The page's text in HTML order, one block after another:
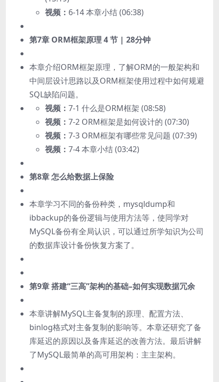
视频： 6-14 本章小结 (06:38)
第7章 ORM框架原理 4 节 | 28分钟
本章介绍ORM框架原理，了解ORM的一般架构和
中间层设计思路以及ORM框架使用过程中如何规避
SQL缺陷问题。
视频： 7-1 什么是ORM框架 (08:58)
视频： 7-2 ORM框架是如何设计的 (07:30)
视频： 7-3 ORM框架有哪些常见问题 (07:39)
视频： 7-4 本章小结 (03:42)
第8章 怎么给数据上保险
本章学习不同的备份种类，mysqldump和
ibbackup的备份逻辑与使用方法等，使同学对
MySQL备份有全局认识，可以通过所学知识为公司
的数据库设计备份恢复方案了。
第9章 搭建“三高”架构的基础–如何实现数据冗余
本章讲解MySQL主备复制的原理、配置方法、
binlog格式对主备复制的影响等。本章还研究了备
库延迟的原因以及备库延迟的改善方法。最后讲解
了MySQL最简单的高可用架构：主主架构。